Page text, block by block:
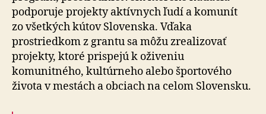
podporuje projekty aktívnych ľudí a komunít
zo všetkých kútov Slovenska. Vďaka
prostriedkom z grantu sa môžu zrealizovať
projekty, ktoré prispejú k oživeniu
komunitného, kultúrneho alebo športového
života v mestách a obciach na celom Slovensku.